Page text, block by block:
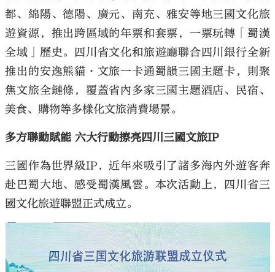
都、綿陽、德陽、廣元、南充、雅安等地三國文化旅
遊資源，推出跨區域的年票和套票，一票玩轉「蜀漢
全域」歷史。四川省文化和旅遊廳聯合四川銀行全新
推出的安逸熊貓·文旅一卡通蜀韻三國主題卡，則聚
焦文旅全鏈條，覆蓋省內多家三國主題酒店、民宿、
美食、購物等多樣化文旅消費場景。
多方聯動賦能 六大行動擦亮四川三國文旅IP
三國作為世界級IP，近年來吸引了諸多海內外遊客奔
赴巴蜀大地、感受蜀漢風雲。本次活動上，四川省三
國文化旅遊聯盟正式成立。